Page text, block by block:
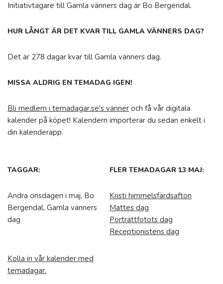
Initiativtagare till Gamla vänners dag är Bo Bergendal.
HUR LÅNGT ÄR DET KVAR TILL GAMLA VÄNNERS DAG?
Det är 278 dagar kvar till Gamla vänners dag.
MISSA ALDRIG EN TEMADAG IGEN!
Bli medlem i temadagar.se's vänner och få vår digitala
kalender på köpet! Kalendern importerar du sedan enkelt i
din kalenderapp.
TAGGAR:
Andra onsdagen i maj, Bo
Bergendal, Gamla vänners
dag
FLER TEMADAGAR 13 MAJ:
Kristi himmelsfärdsafton
Mattes dag
Porträttfotots dag
Receptionistens dag
Kolla in vår kalender med
temadagar.